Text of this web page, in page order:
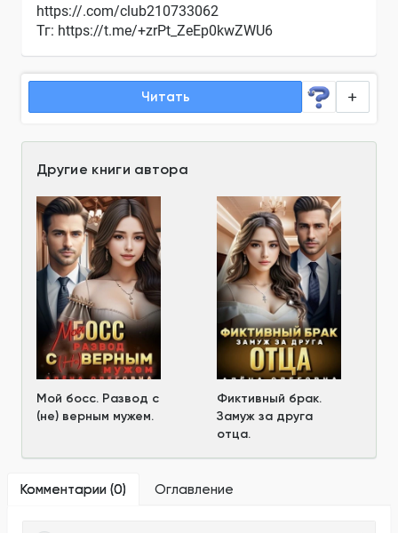
https://.com/club210733062
Тг: https://t.me/+zrPt_ZeEp0kwZWU6
Читать
Другие книги автора
Мой босс. Развод с
(не) верным мужем.
Фиктивный брак.
Замуж за друга
отца.
Комментарии (0) Оглавление